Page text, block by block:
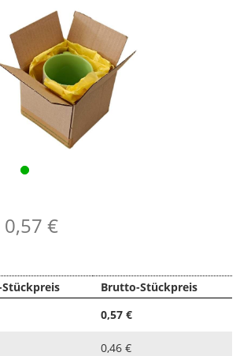
€
Brutto-Stückpreis
0,57 €
0,46 €